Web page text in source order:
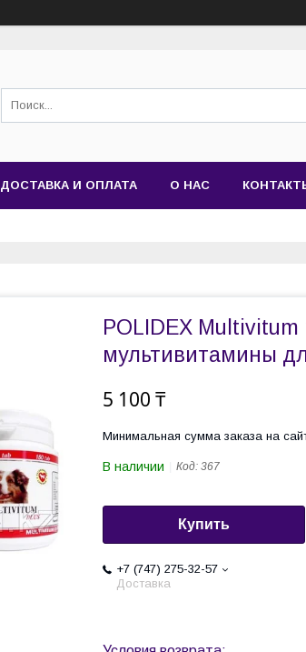
ДОСТАВКА И ОПЛАТА О НАС
POLIDEX
мультивитамины
5 100 ₸
Минимальная сумма заказа на
В наличии Код: 367
Купить
+7 (747) 275-32-57
Доставка